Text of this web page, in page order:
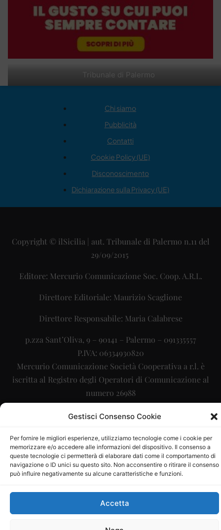
Gestisci Consenso Cookie
Per fornire le migliori esperienze, utilizziamo tecnologie come i cookie per
memorizzare e/o accedere alle informazioni del dispositivo. Il consenso a
queste tecnologie ci permetterà di elaborare dati come il comportamento di
navigazione o ID unici su questo sito. Non acconsentire o ritirare il consenso
può influire negativamente su alcune caratteristiche e funzioni.
Accetta
Tribunale di Palermo
Chi siamo
Pubblicità
Contatti
Cookie Policy (UE)
Disconoscimento
Dichiarazione sulla Privacy (UE)
Copyright © ilSicilia | aut. Tribunale di Palermo n.11 del
29/09/2015
Editore: Mercurio Comunicazione Soc. Coop. A.R.L.
Direttore Editoriale: Maurizio Scaglione
Direttore Responsabile: Maria Calabrese
p.zza Sant’Oliva, 9 – 90141 – Palermo – 091335557
P.IVA: 06334930820
Mercurio Comunicazione Società Cooperativa a r.l. è
iscritta al Registro degli Operatori di Comunicazione al
numero 26988
Sito gestito daLa Digitale srl–info@ladigitale.it